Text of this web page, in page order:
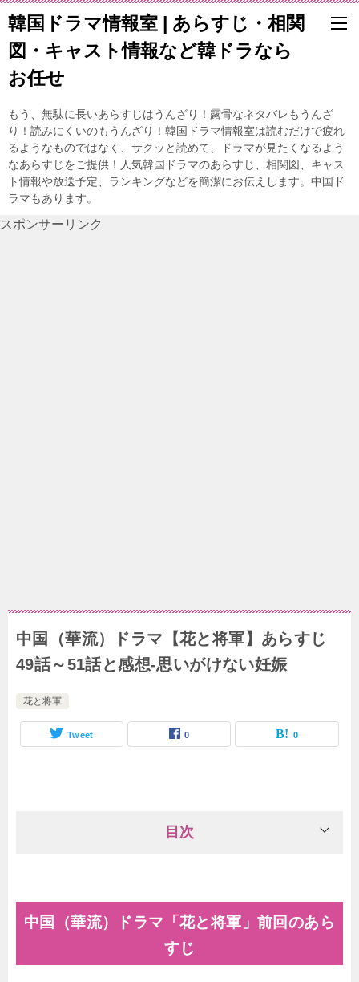
韓国ドラマ情報室 | あらすじ・相関
図・キャスト情報など韓ドラなら
お任せ
もう、無駄に長いあらすじはうんざり！露骨なネタバレもうんざ
り！読みにくいのもうんざり！韓国ドラマ情報室は読むだけで疲れ
るようなものではなく、サクッと読めて、ドラマが見たくなるよう
なあらすじをご提供！人気韓国ドラマのあらすじ、相関図、キャス
ト情報や放送予定、ランキングなどを簡潔にお伝えします。中国ド
ラマもあります。
スポンサーリンク
中国（華流）ドラマ【花と将軍】あらすじ
49話～51話と感想-思いがけない妊娠
花と将軍
Tweet 0 0
目次
中国（華流）ドラマ「花と将軍」前回のあら
すじ